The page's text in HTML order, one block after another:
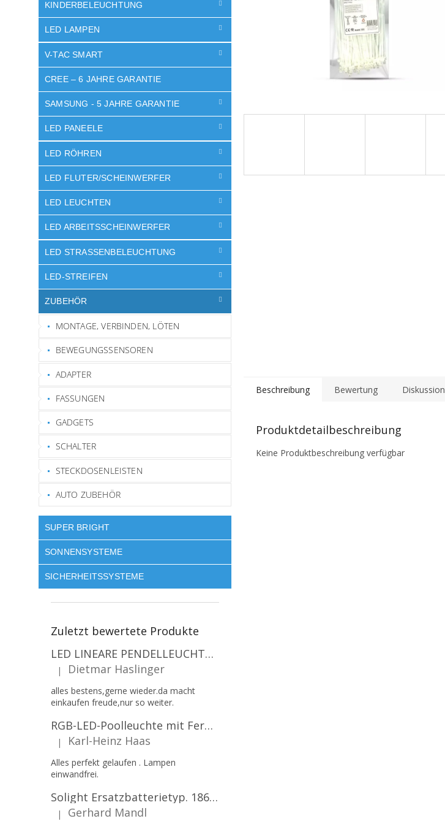
KINDERBELEUCHTUNG
LED LAMPEN
V-TAC SMART
CREE – 6 JAHRE GARANTIE
SAMSUNG - 5 JAHRE GARANTIE
LED PANEELE
LED RÖHREN
LED FLUTER/SCHEINWERFER
LED LEUCHTEN
LED ARBEITSSCHEINWERFER
LED STRASSENBELEUCHTUNG
LED-STREIFEN
ZUBEHÖR
MONTAGE, VERBINDEN, LÖTEN
BEWEGUNGSSENSOREN
ADAPTER
FASSUNGEN
GADGETS
SCHALTER
STECKDOSENLEISTEN
AUTO ZUBEHÖR
SUPER BRIGHT
SONNENSYSTEME
SICHERHEITSSYSTEME
Zuletzt bewertete Produkte
LED LINEARE PENDELLEUCHTE EXECULINE 120CM, 30W, 3750LM, 96°, 4000K, IP20, WEISS [207806]
Die Produktbewertung beträgt 5 von 5 Sternen.
| Dietmar Haslinger
alles bestens,gerne wieder.da macht
einkaufen freude,nur so weiter.
RGB-LED-Poolleuchte mit Fernbedienung, 12W, 1260lm, PAR56, 12V, 1+1 gratis!
Die Produktbewertung beträgt 5 von 5 Sternen.
| Karl-Heinz Haas
Alles perfekt gelaufen . Lampen
einwandfrei.
Solight Ersatzbatterietyp. 18650, 3,7 V, Li-Ion, 2200 mAh [WN900]
Die Produktbewertung beträgt 5 von 5 Sternen.
| Gerhard Mandl
Beschreibung Bewertung Diskussion
Produktdetailbeschreibung
Keine Produktbeschreibung verfügbar